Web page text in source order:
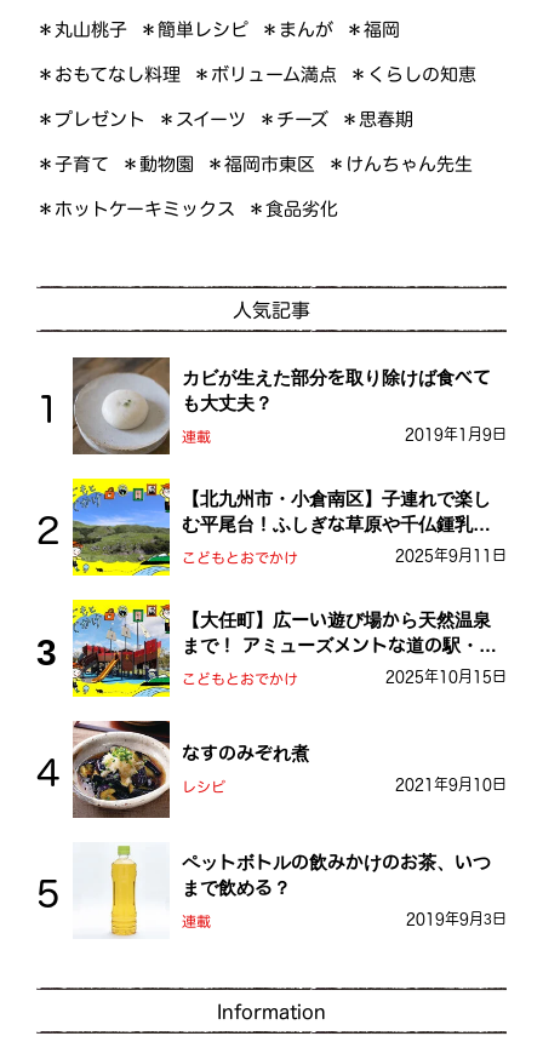
＊丸山桃子 ＊簡単レシピ ＊まんが ＊福岡
＊おもてなし料理 ＊ボリューム満点 ＊くらしの知恵
＊プレゼント ＊スイーツ ＊チーズ ＊思春期
＊子育て ＊動物園 ＊福岡市東区 ＊けんちゃん先生
＊ホットケーキミックス ＊食品劣化
人気記事
カビが生えた部分を取り除けば食べて
も大丈夫？
連載 2019年1月9日
【北九州市・小倉南区】子連れで楽し
む平尾台！ふしぎな草原や千仏鍾乳洞
を探検しよう！
こどもとおでかけ 2025年9月11日
【大任町】広ーい遊び場から天然温泉
まで！ アミューズメントな道の駅・お
おとう桜街道
こどもとおでかけ 2025年10月15日
なすのみぞれ煮
レシピ 2021年9月10日
ペットボトルの飲みかけのお茶、いつ
まで飲める？
連載 2019年9月3日
Information